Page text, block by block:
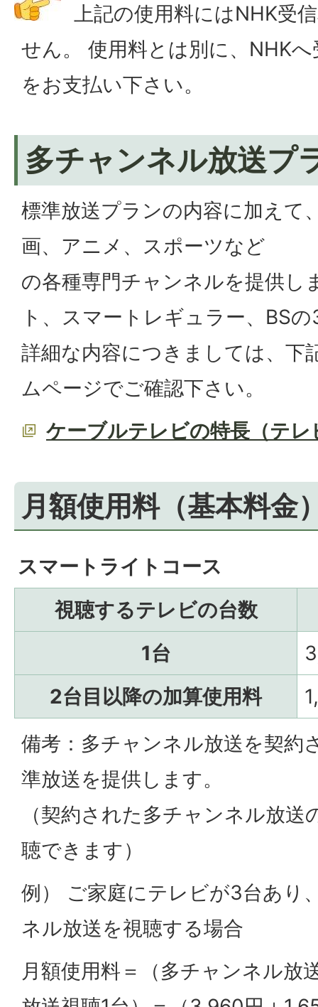
上記の使用料にはNHK受
せん。 使用料とは別に、NHK
をお支払い下さい。
多チャンネル放送プ
標準放送プランの内容に加えて
画、アニメ、スポーツなど
の各種専門チャンネルを提供し
ト、スマートレギュラー、BS
詳細な内容につきましては、下
ムページでご確認下さい。
ケーブルテレビの特長（テレ
月額使用料（基本料金
スマートライトコース
視聴するテレビの台数
1台
2台目以降の加算使用料
備考：多チャンネル放送を契約
準放送を提供します。
（契約された多チャンネル放
聴できます）
例） ご家庭にテレビが3台あり
ネル放送を視聴する場合
月額使用料＝（多チャンネル放